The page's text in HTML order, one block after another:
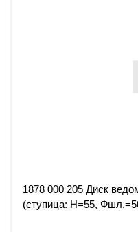
1878 000 205 Диск
(ступица: H=55,